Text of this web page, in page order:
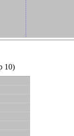
10)